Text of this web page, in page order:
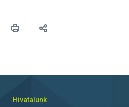
Hivatalunk